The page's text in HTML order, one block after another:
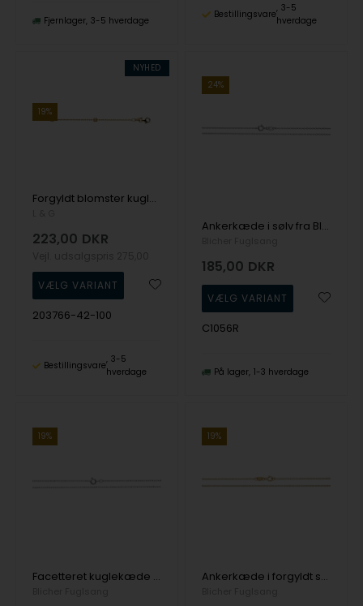
Fjernlager 3-5 hverdage
Bestillingsvare
3-5
hverdage
NYHED
19%
Forgyldt blomster kuglekæde - L&G
223,00 DKR
203766-42-100
Bestillingsvare
3-5
hverdage
24%
Ankerkæde i sølv fra Blicher Fuglsang
185,00 DKR
C1056R
På lager 1-3 hverdage
19%
Facetteret kuglekæde i sølv fra Blicher Fuglsang i flere længder
19%
Ankerkæde i forgyldt sølv fra Blicher Fuglsang